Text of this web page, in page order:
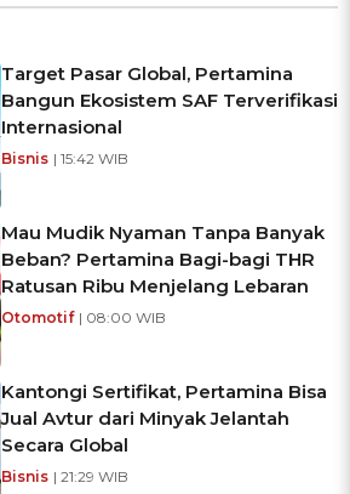
Target Pasar Global, Pertamina
Bangun Ekosistem SAF Terverifikasi
Internasional
Bisnis | 15:42 WIB
Mau Mudik Nyaman Tanpa Banyak
Beban? Pertamina Bagi-bagi THR
Ratusan Ribu Menjelang Lebaran
Otomotif | 08:00 WIB
Kantongi Sertifikat, Pertamina Bisa
Jual Avtur dari Minyak Jelantah
Secara Global
Bisnis | 21:29 WIB